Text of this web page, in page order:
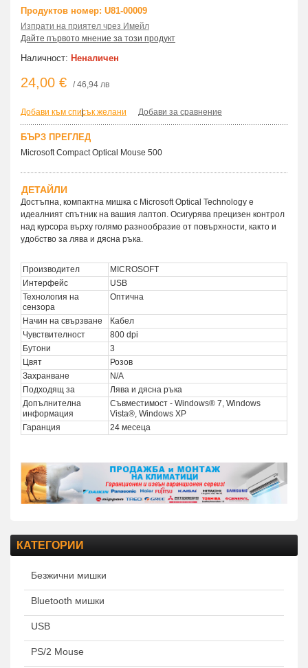
Продуктов номер: U81-00009
Изпрати на приятел чрез Имейл
Дайте първото мнение за този продукт
Наличност: Неналичен
24,00 € / 46,94 лв
Добави към списък желани
| Добави за сравнение
БЪРЗ ПРЕГЛЕД
Microsoft Compact Optical Mouse 500
ДЕТАЙЛИ
Достъпна, компактна мишка с Microsoft Optical Technology е
идеалният спътник на вашия лаптоп. Осигурява прецизен контрол
над курсора върху голямо разнообразие от повърхности, както и
удобство за лява и дясна ръка.
Производител
MICROSOFT
Интерфейс
USB
Технология на
сензора
Оптична
Начин на свързване
Кабел
Чувствителност
800 dpi
Бутони
3
Цвят
Розов
Захранване
N/A
Подходящ за
Лява и дясна ръка
Допълнителна
информация
Съвместимост - Windows® 7, Windows
Vista®, Windows XP
Гаранция
24 месеца
КАТЕГОРИИ
Безжични мишки
Bluetooth мишки
USB
PS/2 Mouse